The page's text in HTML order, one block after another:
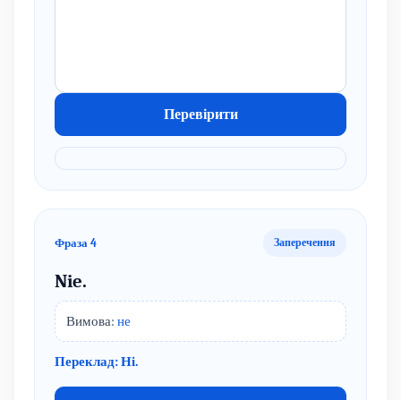
Перевірити
Фраза 4 Заперечення
Nie.
Вимова: не
Переклад: Ні.